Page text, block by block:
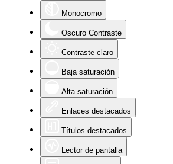
Monocromo
Oscuro Contraste
Contraste claro
Baja saturación
Alta saturación
Enlaces destacados
Títulos destacados
Lector de pantalla